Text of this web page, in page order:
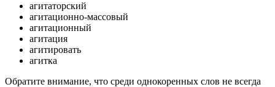
агитаторский
агитационно-массовый
агитационный
агитация
агитировать
агитка
Обратите внимание, что среди однокоренных слов не всегда